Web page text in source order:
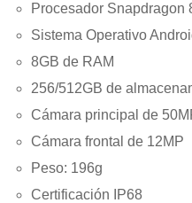
Procesador Snapdragon
Sistema Operativo
8GB de RAM
256/512GB de
Cámara principal de
Cámara frontal de 12MP
Peso: 196g
Certificación IP68